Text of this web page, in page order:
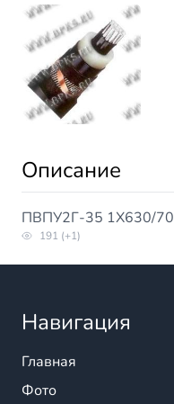
Описание
ПВПУ2Г-35 1Х630/70
191 (+1)
Навигация
Главная
Фото